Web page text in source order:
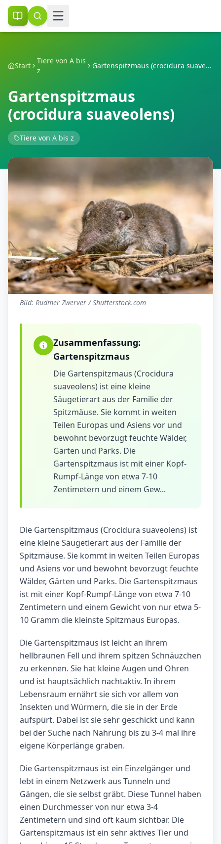
Start
Tiere von A bis
z
Gartenspitzmaus (crocidura suaveolens)
Gartenspitzmaus
(crocidura suaveolens)
Tiere von A bis z
Bild: Rudmer Zwerver / Shutterstock.com
Zusammenfassung:
Gartenspitzmaus
Die Gartenspitzmaus (Crocidura
suaveolens) ist eine kleine
Säugetierart aus der Familie der
Spitzmäuse. Sie kommt in weiten
Teilen Europas und Asiens vor und
bewohnt bevorzugt feuchte Wälder,
Gärten und Parks. Die
Gartenspitzmaus ist mit einer Kopf-
Rumpf-Länge von etwa 7-10
Zentimetern und einem Gew...
Die Gartenspitzmaus (Crocidura suaveolens) ist
eine kleine Säugetierart aus der Familie der
Spitzmäuse. Sie kommt in weiten Teilen Europas
und Asiens vor und bewohnt bevorzugt feuchte
Wälder, Gärten und Parks. Die Gartenspitzmaus
ist mit einer Kopf-Rumpf-Länge von etwa 7-10
Zentimetern und einem Gewicht von nur etwa 5-
10 Gramm die kleinste Spitzmaus Europas.
Die Gartenspitzmaus ist leicht an ihrem
hellbraunen Fell und ihrem spitzen Schnäuzchen
zu erkennen. Sie hat kleine Augen und Ohren
und ist hauptsächlich nachtaktiv. In ihrem
Lebensraum ernährt sie sich vor allem von
Insekten und Würmern, die sie in der Erde
aufspürt. Dabei ist sie sehr geschickt und kann
bei der Suche nach Nahrung bis zu 3-4 mal ihre
eigene Körperlänge graben.
Die Gartenspitzmaus ist ein Einzelgänger und
lebt in einem Netzwerk aus Tunneln und
Gängen, die sie selbst gräbt. Diese Tunnel haben
einen Durchmesser von nur etwa 3-4
Zentimetern und sind oft kaum sichtbar. Die
Gartenspitzmaus ist ein sehr aktives Tier und